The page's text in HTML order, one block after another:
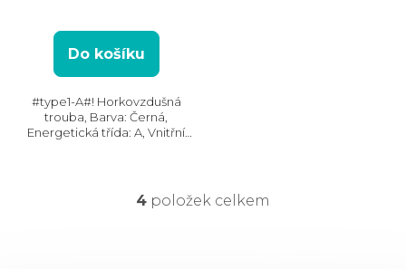
Do košíku
#type1-A#! Horkovzdušná
trouba, Barva: Černá,
Energetická třída: A, Vnitřní
Výbava: Teleskopický výsuv,
O
4 položek celkem